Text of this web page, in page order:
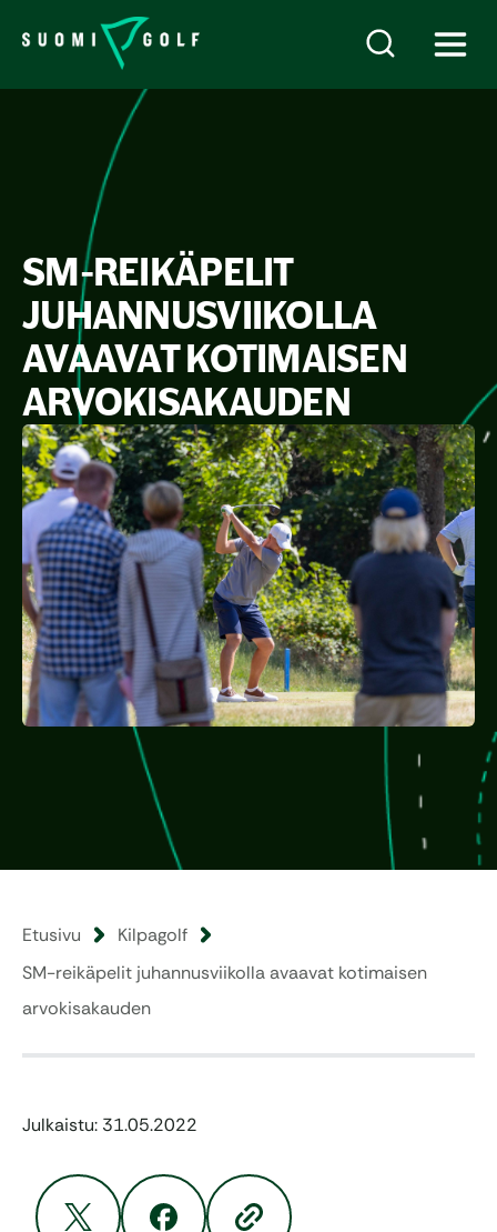
SM-REIKÄPELIT
JUHANNUSVIIKOLLA
AVAAVAT KOTIMAISEN
ARVOKISAKAUDEN
Etusivu
Kilpagolf
SM-reikäpelit juhannusviikolla avaavat kotimaisen
arvokisakauden
Julkaistu: 31.05.2022